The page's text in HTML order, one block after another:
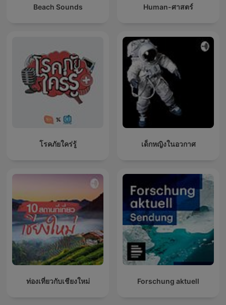
Beach Sounds Human-ศาสตร์
โรคภัยใคร่รู้ เด็กหญิงในอวกาศ
ท่องเที่ยวกับเชียงใหม่ Forschung aktuell